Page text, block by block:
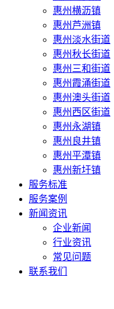
惠州横沥镇
惠州芦洲镇
惠州淡水街道
惠州秋长街道
惠州三和街道
惠州霞涌街道
惠州澳头街道
惠州西区街道
惠州永湖镇
惠州良井镇
惠州平潭镇
惠州新圩镇
服务标准
服务案例
新闻资讯
企业新闻
行业资讯
常见问题
联系我们